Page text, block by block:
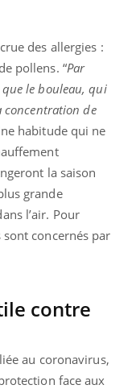
des allergies :
pollens. “Par
que le bouleau, qui
concentration de
habitude qui ne
la saison
grande
l’air. Pour
sont concernés par
contre
au coronavirus,
face aux